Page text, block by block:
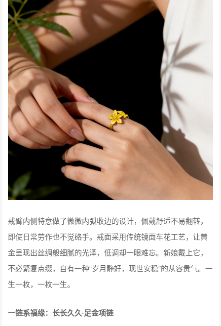
戒臂内侧特意做了微微内弧收边的设计，佩戴舒适不易翻转，
即使日常劳作也不觉硌手。戒面采用传统镜面车花工艺，让黄
金呈现出丝绸般细腻的光泽，低调却一眼难忘。新娘戴上它，
不必繁复点缀，自有一种“岁月静好，现世安稳”的从容贵气。一
生一枚，一枚一生。
一链系福缘：长长久久·足金项链